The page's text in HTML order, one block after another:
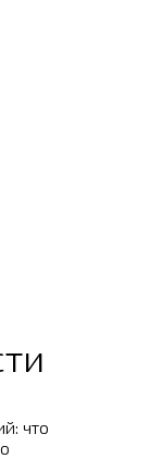
что